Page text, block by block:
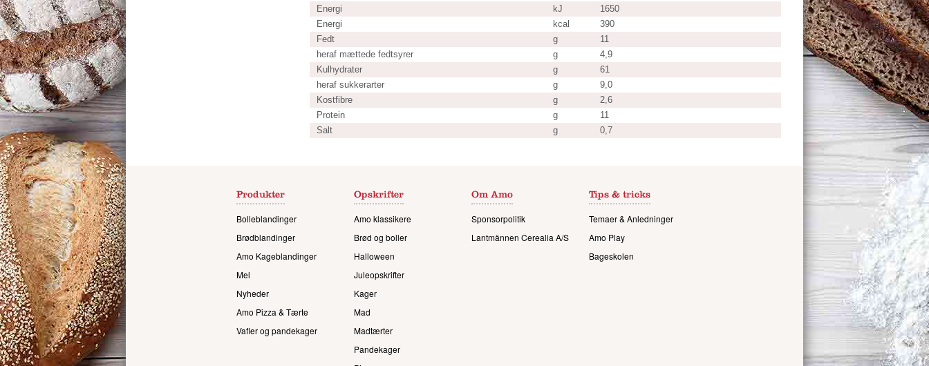
Energi kJ
1650
Energi
kcal
390
Fedt
g
11
heraf mættede fedtsyrer
g
4,9
Kulhydrater
g
61
heraf sukkerarter
g
9,0
Kostfibre
g
2,6
Protein
g
11
Salt
g 0,7
Produkter
Bolleblandinger
Brødblandinger
Amo Kageblandinger
Mel
Nyheder
Amo Pizza & Tærte
Vafler og pandekager
Opskrifter
Amo klassikere
Brød og boller
Halloween
Juleopskrifter
Kager
Mad
Madtærter
Pandekager
Om Amo
Sponsorpolitik
Lantmännen Cerealia A/S
Tips & tricks
Temaer & Anledninger
Amo Play
Bageskolen